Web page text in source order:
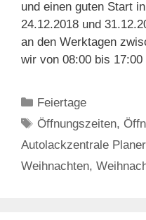
und einen guten Start
24.12.2018 und
an den Werktagen
wir von 08:00 bis
Kategorien
Feiertage
Schlagwörter
Öffnungszeiten,
Autolackzentrale
Weihnachten,